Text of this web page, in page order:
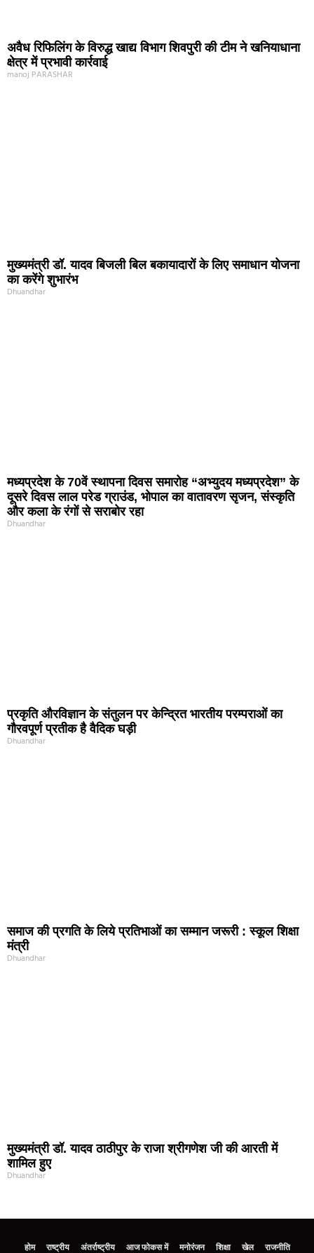
अवैध रिफिलिंग के विरुद्ध खाद्य विभाग शिवपुरी की टीम ने खनियाधाना
क्षेत्र में प्रभावी कार्रवाई
manoj PARASHAR
मुख्यमंत्री डॉ. यादव बिजली बिल बकायादारों के लिए समाधान योजना
का करेंगे शुभारंभ
Dhuandhar
मध्यप्रदेश के 70वें स्थापना दिवस समारोह “अभ्युदय मध्यप्रदेश” के
दूसरे दिवस लाल परेड ग्राउंड, भोपाल का वातावरण सृजन, संस्कृति
और कला के रंगों से सराबोर रहा
Dhuandhar
प्रकृति और‍विज्ञान के संतुलन पर केन्द्रित भारतीय परम्पराओं का
गौरवपूर्ण प्रतीक है वैदिक घड़ी
Dhuandhar
समाज की प्रगति के लिये प्रतिभाओं का सम्मान जरूरी : स्कूल शिक्षा
मंत्री
Dhuandhar
मुख्यमंत्री डॉ. यादव ठाठीपुर के राजा श्रीगणेश जी की आरती में
शामिल हुए
Dhuandhar
होम राष्ट्रीय अंतर्राष्ट्रीय आज फोकस में मनोरंजन शिक्षा खेल राजनीति